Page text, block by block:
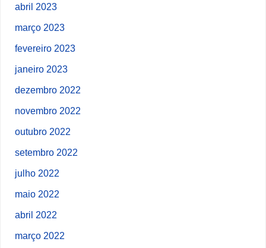
abril 2023
março 2023
fevereiro 2023
janeiro 2023
dezembro 2022
novembro 2022
outubro 2022
setembro 2022
julho 2022
maio 2022
abril 2022
março 2022